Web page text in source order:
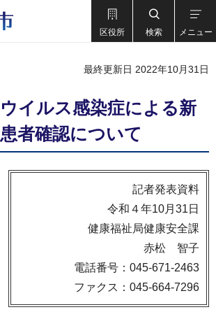
区役所 検索 メニュー
最終更新日 2022年10月31日
イルス感染症による新
者確認について
記者発表資料
令和４年10月31日
健康福祉局健康安全課
赤松 智子
電話番号：045-671-2463
ファクス：045-664-7296